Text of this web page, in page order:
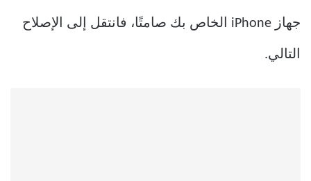
جهاز iPhone الخاص بك صامتًا، فانتقل إلى الإصلاح
التالي.